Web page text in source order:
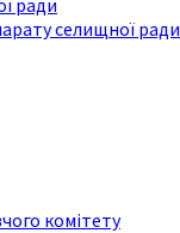
ради
селищної ради
комітету